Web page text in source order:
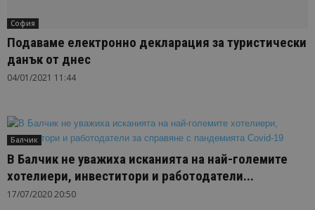
София
Подаваме електронно декларация за туристически
данък от днес
04/01/2021 11:44
Балчик
В Балчик не уважиха исканията на най-големите
хотелиери, инвеститори и работодатели...
17/07/2020 20:50